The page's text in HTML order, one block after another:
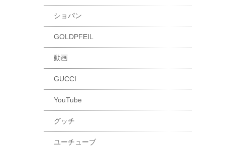
ショパン
GOLDPFEIL
動画
GUCCI
YouTube
グッチ
ユーチューブ